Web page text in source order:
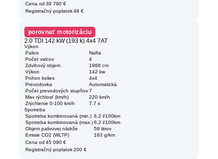
Cena od 39 790 €
Registračný poplatok 48 €
porovnať motorizáciu
2.0 TDI 142 kW (193 k) 4x4 7AT
Výkon
Palivo
Nafta
Počet valcov
4
Zdvihový objem
1968 cm
Výkon
142 kw
Pohon kolies
4x4
Prevodovka
Automatická
Počet prevodových stupňov 7
Max rýchlosť (km/h)
220 km/h
Zrýchlenie 0-100 km/h
7.7 s
Spotreba
Spotreba kombinovaná (min.) 6,2 l/100km
Spotreba kombinovaná (max.) 6,2 l/100km
Objem palivovej nádrže
58 litrov
Emisie CO2 (WLTP)
163 g/km
Cena od 45 090 €
Registračný poplatok 200 €